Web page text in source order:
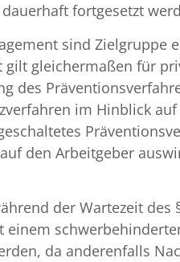
fortgesetzt
sind
gleichermaßen für
des
im Hinblick
den Arbeitgeber
der Wartezeit des
da anderenfalls